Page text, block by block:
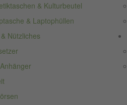
& Kulturbeutel
& Laptophüllen
Nützliches